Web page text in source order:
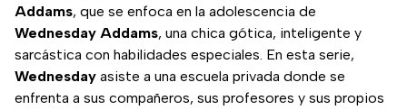
Addams, que se enfoca en la adolescencia de
Wednesday Addams, una chica gótica, inteligente y
sarcástica con habilidades especiales. En esta serie,
Wednesday asiste a una escuela privada donde se
enfrenta a sus compañeros, sus profesores y sus propios